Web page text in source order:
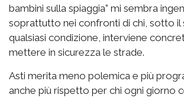
bambini sulla spiaggia” mi sembra
soprattutto nei confronti di chi, sotto il
qualsiasi condizione, interviene
mettere in sicurezza le strade.
Asti merita meno polemica e più
anche più rispetto per chi ogni giorno